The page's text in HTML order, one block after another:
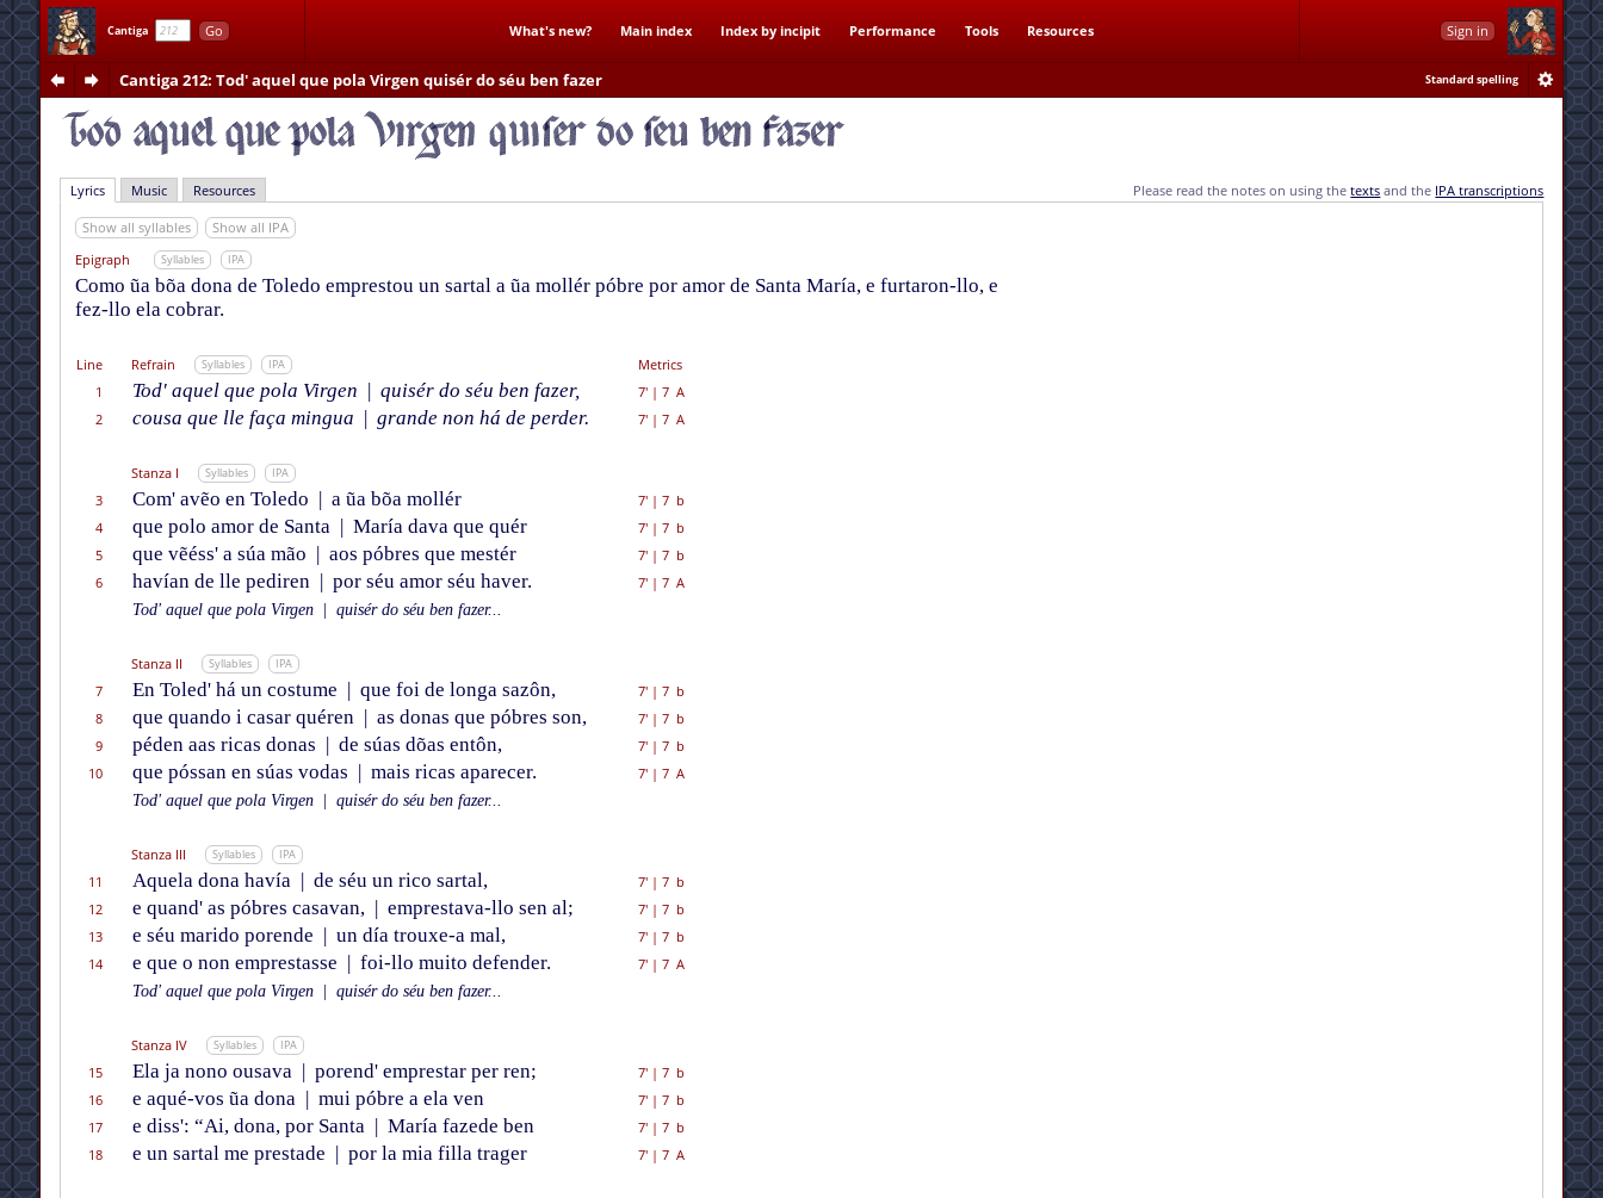
Cantiga Go What's new? Main index Index by incipit Performance Tools Resources Sign in
Cantiga 212: Tod' aquel que pola Virgen quisér do séu ben fazer Standard spelling
Lyrics Music Resources Please read the notes on using thetexts and the IPA transcriptions
Show all syllables
Show all IPA
Epigraph
Syllables IPA
Como ũa bõa dona de Toledo emprestou un sartal a ũa mollér póbre por amor de Santa María, e furtaron-llo, e
fez-llo ela cobrar.
Line Refrain Syllables IPA
Metrics
1
Tod' aquel que pola Virgen | quisér do séu ben fazer, 7'| 7 A
2
cousa que lle faça mingua | grande non há de perder. 7'| 7 A
Stanza I Syllables IPA
3 Com' avẽo en Toledo | a ũa bõa mollér 7'| 7 b
4
que polo amor de Santa | María dava que quér 7'| 7 b
5
que vẽéss' a súa mão | aos póbres que mestér 7'| 7 b
6
havían de lle pediren | por séu amor séu haver. 7'| 7 A
Tod' aquel que pola Virgen
quisér do séu ben fazer...
Stanza II Syllables IPA
7 En Toled' há un costume | que foi de longa sazôn, 7'| 7 b
8
que quando i casar quéren | as donas que póbres son, 7'| 7 b
9
péden aas ricas donas | de súas dõas entôn, 7'| 7 b
10
que póssan en súas vodas | mais ricas aparecer. 7'| 7 A
Tod' aquel que pola Virgen
quisér do séu ben fazer...
Stanza III Syllables IPA
11 Aquela dona havía | de séu un rico sartal, 7'| 7 b
12
e quand' as póbres casavan, | emprestava-llo sen al; 7'| 7 b
13
e séu marido porende | un día trouxe-a mal, 7'| 7 b
14
e que o non emprestasse | foi-llo muito defender. 7'| 7 A
Tod' aquel que pola Virgen
quisér do séu ben fazer...
Stanza IV Syllables IPA
15 Ela ja nono ousava | porend' emprestar per ren; 7'| 7 b
16
e aqué-vos ũa dona | mui póbre a ela ven 7'| 7 b
17
e diss': “Ai, dona, por Santa | María fazede ben 7'| 7 b
18
e un sartal me prestade | por la mia filla trager 7'| 7 A